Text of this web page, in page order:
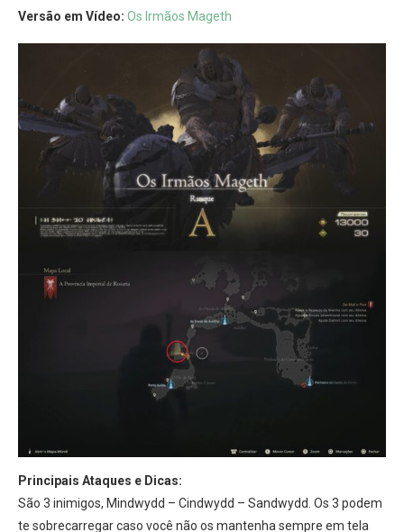
Versão em Vídeo: Os Irmãos Mageth
Principais Ataques e Dicas:
São 3 inimigos, Mindwydd – Cindwydd – Sandwydd. Os 3 podem
te sobrecarregar caso você não os mantenha sempre em tela